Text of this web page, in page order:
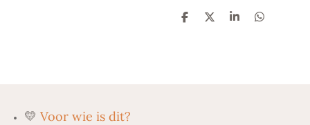
D
D
S
D
💛 Voor wie is dit?